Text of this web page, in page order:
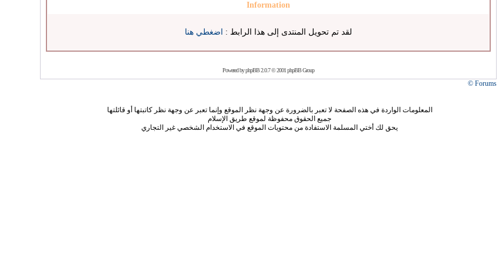
Information
لقد تم تحويل المنتدى إلى هذا الرابط : اضغطي هنا
Powered byphpBB2.0.7 © 2001 phpBB Group
Forums ©
المعلومات الواردة في هذه الصفحة لا تعبر بالضرورة عن وجهة نظر الموقع وإنما تعبر عن وجهة نظر كاتبتها أو قائلتها
جميع الحقوق محفوظة لموقع طريق الإسلام
يحق لك أختي المسلمة الاستفادة من محتويات الموقع في الاستخدام الشخصي غير التجاري